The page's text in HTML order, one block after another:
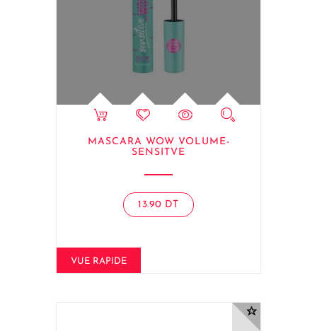
MASCARA WOW VOLUME-
SENSITVE
13.90 DT
VUE RAPIDE